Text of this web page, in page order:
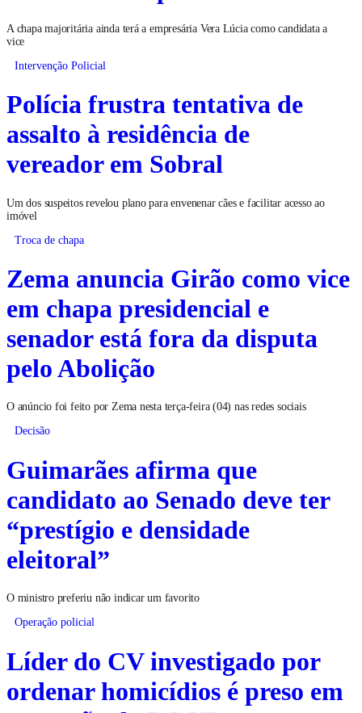
A chapa majoritária ainda terá a empresária Vera Lúcia como candidata a
vice
Intervenção Policial
Polícia frustra tentativa de
assalto à residência de
vereador em Sobral
Um dos suspeitos revelou plano para envenenar cães e facilitar acesso ao
imóvel
Troca de chapa
Zema anuncia Girão como vice
em chapa presidencial e
senador está fora da disputa
pelo Abolição
O anúncio foi feito por Zema nesta terça-feira (04) nas redes sociais
Decisão
Guimarães afirma que
candidato ao Senado deve ter
“prestígio e densidade
eleitoral”
O ministro preferiu não indicar um favorito
Operação policial
Líder do CV investigado por
ordenar homicídios é preso em